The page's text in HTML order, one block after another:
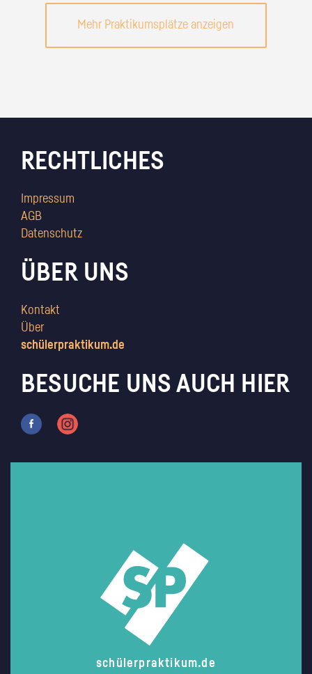
Mehr Praktikumsplätze anzeigen
RECHTLICHES
Impressum
AGB
Datenschutz
ÜBER UNS
Kontakt
Über
schülerpraktikum.de
BESUCHE UNS AUCH HIER
schülerpraktikum.de